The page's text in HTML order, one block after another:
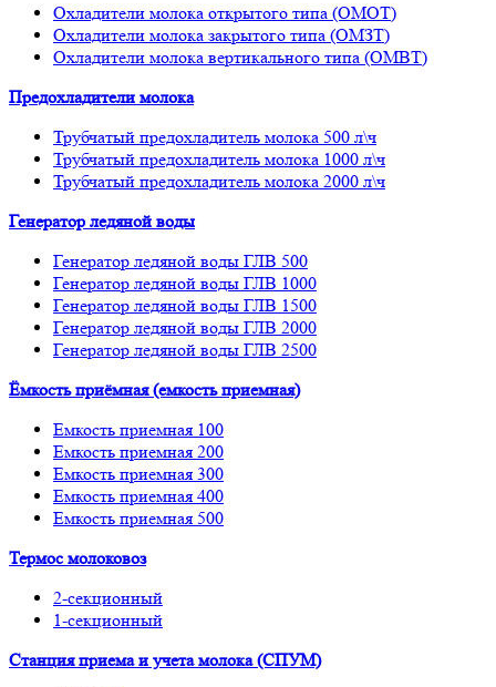
Охладители молока открытого типа (ОМОТ)
Охладители молока закрытого типа (ОМЗТ)
Охладители молока вертикального типа (ОМВТ)
Предохладители молока
Трубчатый предохладитель молока 500 л\ч
Трубчатый предохладитель молока 1000 л\ч
Трубчатый предохладитель молока 2000 л\ч
Генератор ледяной воды
Генератор ледяной воды ГЛВ 500
Генератор ледяной воды ГЛВ 1000
Генератор ледяной воды ГЛВ 1500
Генератор ледяной воды ГЛВ 2000
Генератор ледяной воды ГЛВ 2500
Ёмкость приёмная (емкость приемная)
Емкость приемная 100
Емкость приемная 200
Емкость приемная 300
Емкость приемная 400
Емкость приемная 500
Термос молоковоз
2-секционный
1-секционный
Станция приема и учета молока (СПУМ)